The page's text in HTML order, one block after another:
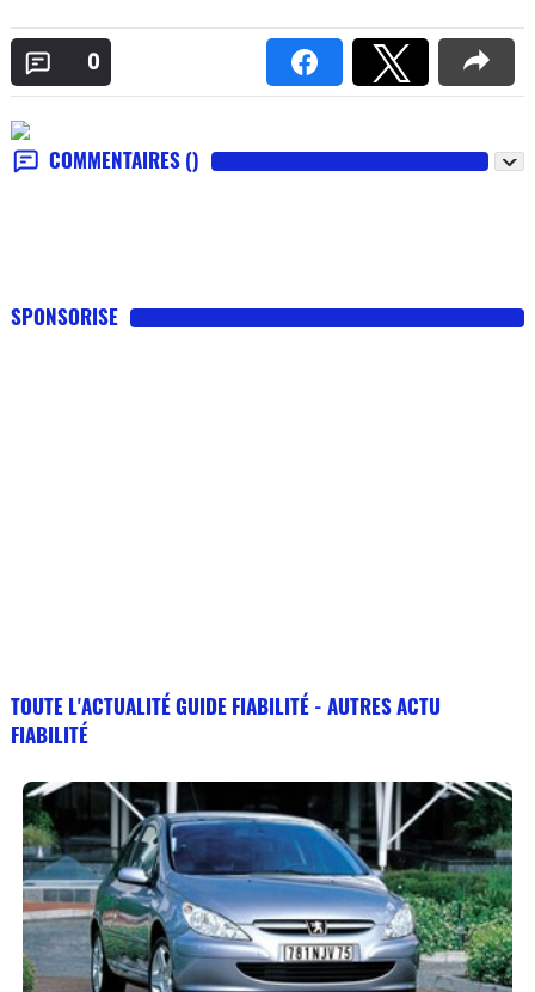
0
COMMENTAIRES ()
SPONSORISE
TOUTE L'ACTUALITÉ GUIDE FIABILITÉ - AUTRES ACTU
FIABILITÉ